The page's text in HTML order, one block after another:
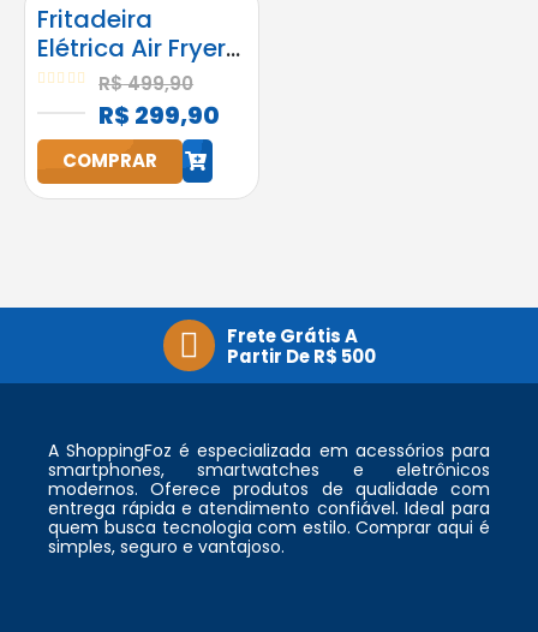
Fritadeira
Elétrica Air Fryer
Start Fry 3,5L
1400W Elgin
Preta
R$499,90
R$ 299,90
COMPRAR
Frete Grátis A
Partir De R$ 500
A ShoppingFoz é especializada em acessórios para
smartphones, smartwatches e eletrônicos
modernos. Oferece produtos de qualidade com
entrega rápida e atendimento confiável. Ideal para
quem busca tecnologia com estilo. Comprar aqui é
simples, seguro e vantajoso.